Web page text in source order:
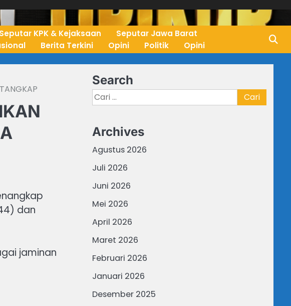
Seputar KPK & Kejaksaan
Seputar Jawa Barat
Berita Terkini Opini Politik Opini
dan
jaminan
Search
Cari
untuk:
Archives
Agustus 2026
Juli 2026
Juni 2026
Mei 2026
April 2026
Maret 2026
Februari 2026
Januari 2026
Desember 2025